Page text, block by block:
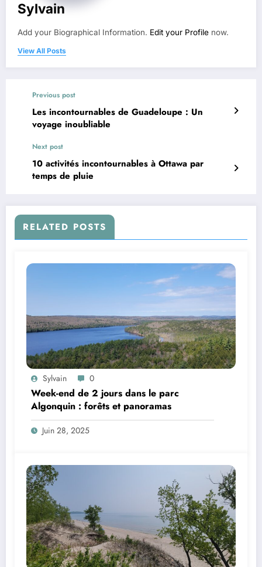
Sylvain
Add your Biographical Information. Edit your Profile now.
View All Posts
Previous post
Les incontournables de Guadeloupe : Un
voyage inoubliable
Next post
10 activités incontournables à Ottawa par
temps de pluie
RELATED POSTS
Sylvain 0
Week-end de 2 jours dans le parc
Algonquin : forêts et panoramas
Juin 28, 2025